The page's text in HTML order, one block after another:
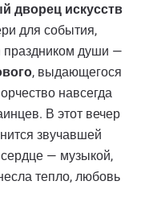
дворец искусств
для события,
праздником души —
, выдающегося
навсегда
В этот вечер
звучавшей
— музыкой,
тепло, любовь